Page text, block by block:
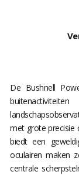
De Bushnell
met grote precisie
biedt een
oculairen maken
centrale